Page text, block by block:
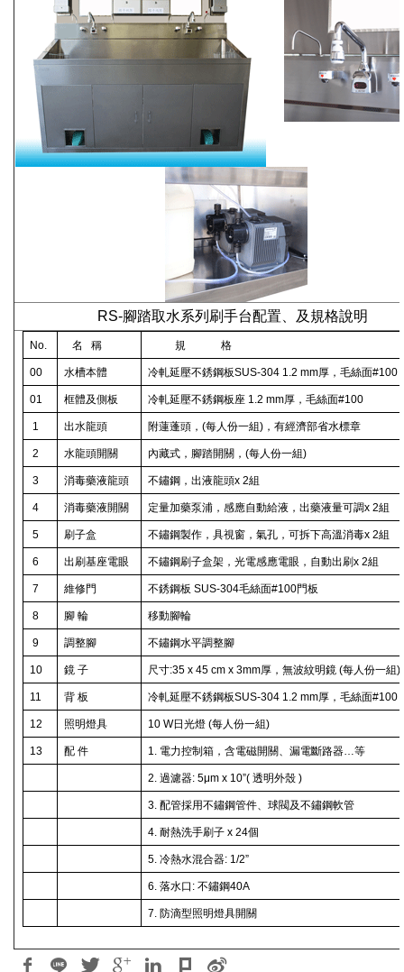
RS-腳踏取水系列刷手台配置、及規格說明
No. 名 稱 規 格
00 水槽本體 冷軋延壓不銹鋼板SUS-304 1.2 mm厚，毛絲面#100
01 框體及側板 冷軋延壓不銹鋼板座 1.2 mm厚，毛絲面#100
1 出水龍頭 附蓮蓬頭，(每人份一組) ，有經濟部省水標章
2 水龍頭開關 內藏式，腳踏開關，(每人份一組)
3 消毒藥液龍頭 不鏽鋼，出液龍頭x 2組
4 消毒藥液開關 定量加藥泵浦，感應自動給液，出藥液量可調x 2組
5 刷子盒 不鏽鋼製作，具視窗，氣孔，可拆下高溫消毒x 2組
6 出刷基座電眼 不鏽鋼刷子盒架，光電感應電眼，自動出刷x 2組
7 維修門 不銹鋼板 SUS-304毛絲面#100門板
8 腳 輪 移動腳輪
9 調整腳 不鏽鋼水平調整腳
10 鏡 子 尺寸:35 x 45 cm x 3mm厚，無波紋明鏡 (每人份一組)
11 背 板 冷軋延壓不銹鋼板SUS-304 1.2 mm厚，毛絲面#100
12 照明燈具 10 W日光燈 (每人份一組)
13 配 件 1. 電力控制箱，含電磁開關、漏電斷路器…等
2.過濾器: 5μm x 10”(透明外殼 )
3.配管採用不鏽鋼管件、球閥及不鏽鋼軟管
4.耐熱洗手刷子 x 24個
5.冷熱水混合器: 1/2”
6.落水口 :不鏽鋼40A
7. 防滴型照明燈具開關